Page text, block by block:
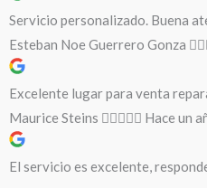
Servicio personalizado. Buena
Esteban Noe Guerrero Gonza
Excelente lugar para venta
Maurice Steins
Hace un
El servicio es excelente,